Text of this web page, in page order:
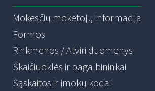
Mokesčių mokėtojų informacija
Formos
Rinkmenos / Atviri duomenys
Skaičiuoklės ir pagalbininkai
Sąskaitos ir įmokų kodai